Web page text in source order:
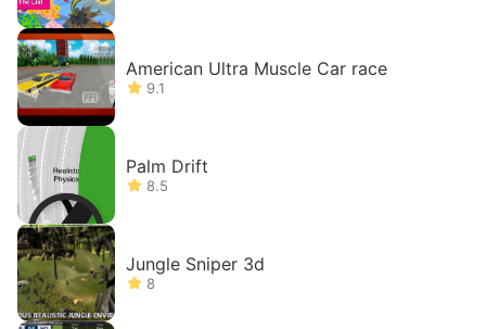
American Ultra Muscle Car race
9.1
Palm Drift
8.5
Jungle Sniper 3d
8